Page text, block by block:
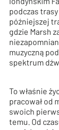
podczas trasy
późniejszej
gdzie Marsh
muzyczną
spektrum
To właśnie
pracował od
swoich
temu. Od